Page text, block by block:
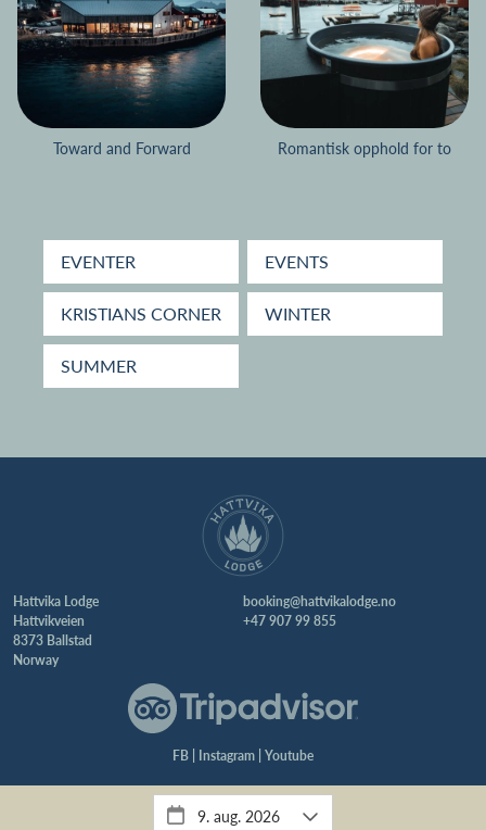
Toward and Forward Romantisk opphold for to
EVENTER EVENTS
KRISTIANS CORNER WINTER
SUMMER
Hattvika Lodge
Hattvikveien
8373 Ballstad
Norway
booking@hattvikalodge.no
+47 907 99 855
FB Instagram Youtube
Webdesign & utvikling:iotek AS| Grafisk profil: